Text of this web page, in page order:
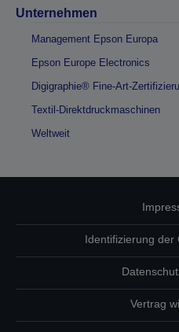
Unternehmen
Management Epson Europa
Epson Europe Electronics
Digigraphie® Fine-Art-
Textil-Direktdruckmaschinen
Weltweit
Identifizierung der
Vertrag